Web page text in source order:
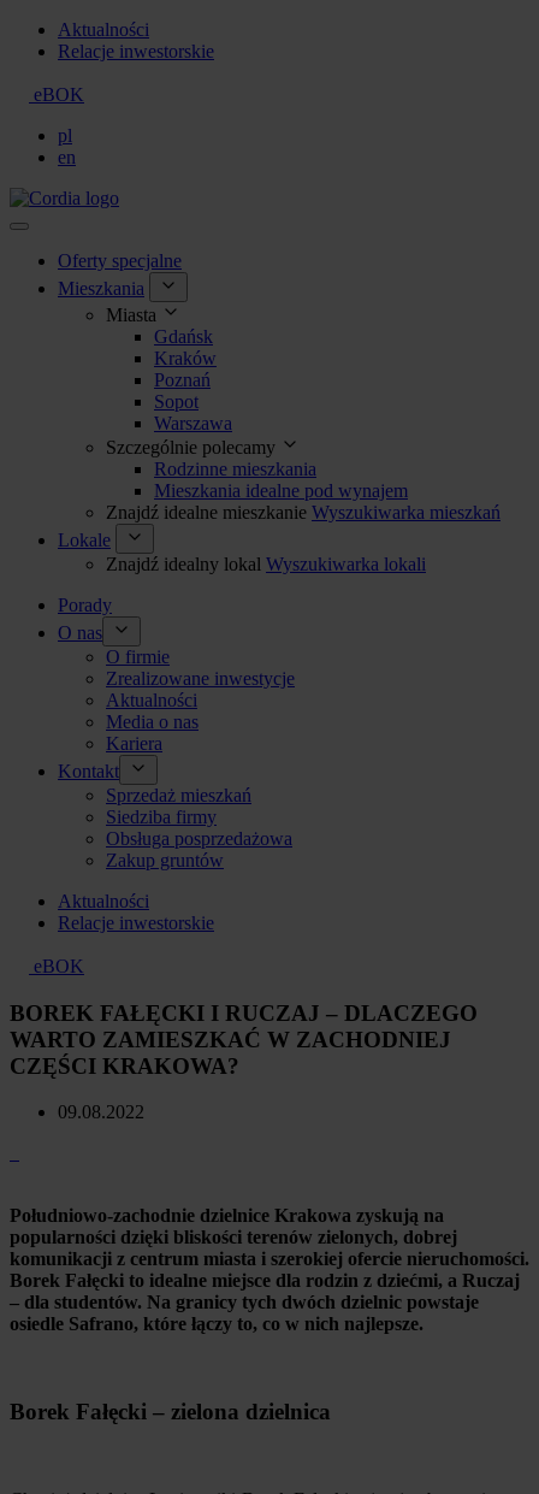
Aktualności
Relacje inwestorskie
eBOK
pl
en
Oferty specjalne
Mieszkania
Miasta
Gdańsk
Kraków
Poznań
Sopot
Warszawa
Szczególnie polecamy
Rodzinne mieszkania
Mieszkania idealne pod wynajem
Znajdź idealne mieszkanie Wyszukiwarka mieszkań
Lokale
Znajdź idealny lokal Wyszukiwarka lokali
Porady
O nas
O firmie
Zrealizowane inwestycje
Aktualności
Media o nas
Kariera
Kontakt
Sprzedaż mieszkań
Siedziba firmy
Obsługa posprzedażowa
Zakup gruntów
Aktualności
Relacje inwestorskie
eBOK
BOREK FAŁĘCKI I RUCZAJ – DLACZEGO
WARTO ZAMIESZKAĆ W ZACHODNIEJ
CZĘŚCI KRAKOWA?
09.08.2022
Południowo-zachodnie dzielnice Krakowa zyskują na
popularności dzięki bliskości terenów zielonych, dobrej
komunikacji z centrum miasta i szerokiej ofercie nieruchomości.
Borek Fałęcki to idealne miejsce dla rodzin z dziećmi, a Ruczaj
– dla studentów. Na granicy tych dwóch dzielnic powstaje
osiedle Safrano, które łączy to, co w nich najlepsze.
Borek Fałęcki – zielona dzielnica